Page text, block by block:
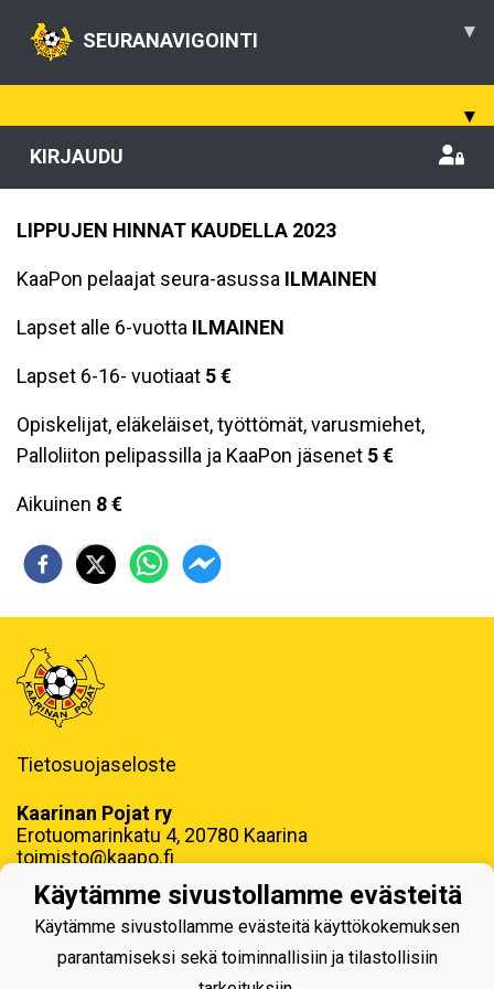
SEURANAVIGOINTI ▾
▾
KIRJAUDU
LIPPUJEN HINNAT KAUDELLA 2023
KaaPon pelaajat seura-asussa ILMAINEN
Lapset alle 6-vuotta ILMAINEN
Lapset 6-16- vuotiaat 5 €
Opiskelijat, eläkeläiset, työttömät, varusmiehet,
Palloliiton pelipassilla ja KaaPon jäsenet 5 €
Aikuinen 8 €
Tietosuojaseloste
Kaarinan Pojat ry
Erotuomarinkatu 4, 20780 Kaarina
toimisto@kaapo.fi
y-tunnus: 1006858-6
Käytämme sivustollamme evästeitä
Käytämme sivustollamme evästeitä käyttökokemuksen
parantamiseksi sekä toiminnallisiin ja tilastollisiin